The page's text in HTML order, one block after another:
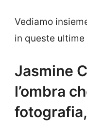
Vediamo
in queste ultime
Jasmine
l’ombra